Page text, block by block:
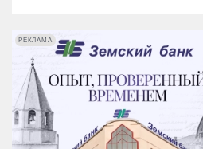
РЕКЛАМА
РЕКЛАМА